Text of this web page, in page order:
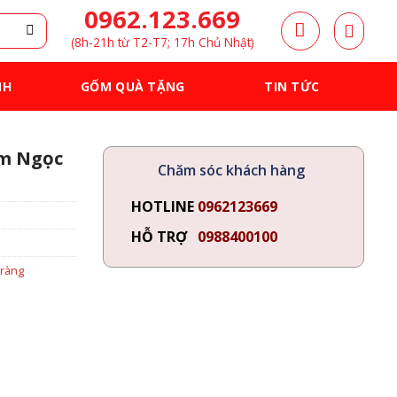
0962.123.669
(8h-21h từ T2-T7; 17h Chủ Nhật)
GỐM QUÀ TẶNG TIN TỨC
Ngọc
Chăm sóc khách hàng
HOTLINE 0962123669
HỖ TRỢ 0988400100